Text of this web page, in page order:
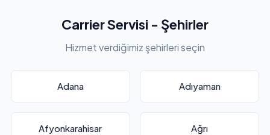
Carrier Servisi - Şehirler
Hizmet verdiğimiz şehirleri seçin
Adana Adıyaman
Afyonkarahisar Ağrı